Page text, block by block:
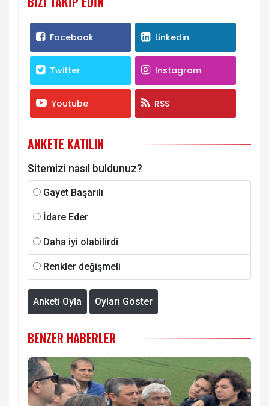
Facebook Linkedin
Twitter Instagram
Youtube RSS
ANKETE KATILIN
Sitemizi nasıl buldunuz?
Gayet Başarılı
İdare Eder
Daha iyi olabilirdi
Renkler değişmeli
Anketi Oyla Oyları Göster
BENZER HABERLER